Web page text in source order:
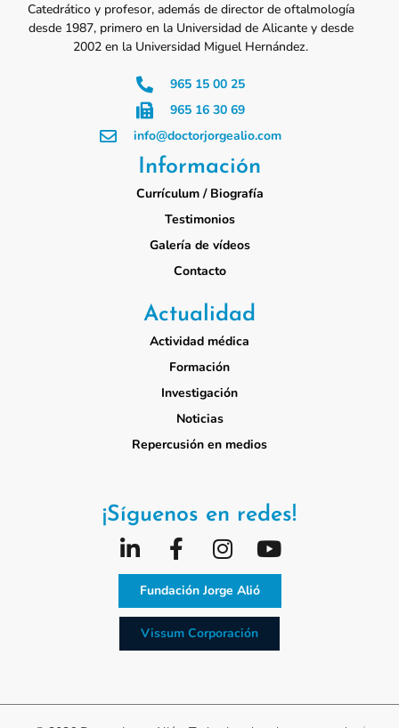
Catedrático y profesor, además de director de oftalmología
desde 1987, primero en la Universidad de Alicante y desde
2002 en la Universidad Miguel Hernández.
965 15 00 25
965 16 30 69
info@doctorjorgealio.com
Información
Currículum / Biografía
Testimonios
Galería de vídeos
Contacto
Actualidad
Actividad médica
Formación
Investigación
Noticias
Repercusión en medios
¡Síguenos en redes!
Fundación Jorge Alió
Vissum Corporación